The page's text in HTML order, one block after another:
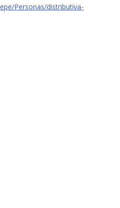
Personas/distributiva-